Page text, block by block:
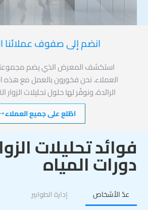
انضم إلى صفوف عملائنا
استكشف المعرض الذي يضم
العملاء. نحن فخورون بالعمل مع هذه
الرائدة، ونوفّر لها حلول تحليلات الزوار
اطّلع على جميع العملاء
فوائد تحليلات
دورات المياه
عدّ الأشخاص إدارة الطوابير